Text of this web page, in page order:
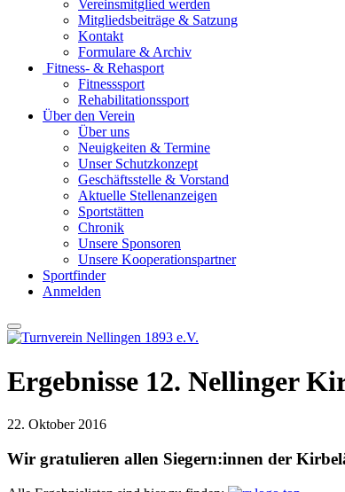
Vereinsmitglied werden
Mitgliedsbeiträge & Satzung
Kontakt
Formulare & Archiv
Fitness- & Rehasport
Fitnesssport
Rehabilitationssport
Über den Verein
Über uns
Neuigkeiten & Termine
Unser Schutzkonzept
Geschäftsstelle & Vorstand
Aktuelle Stellenanzeigen
Sportstätten
Chronik
Unsere Sponsoren
Unsere Kooperationspartner
Sportfinder
Anmelden
Ergebnisse 12. Nellinger
22. Oktober 2016
Wir gratulieren allen Siegern:innen der